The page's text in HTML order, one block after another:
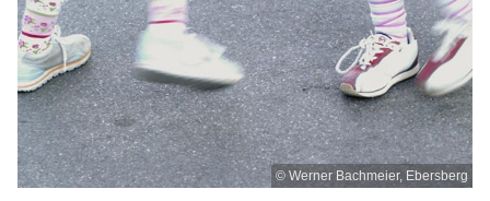
© Werner Bachmeier, Ebersberg